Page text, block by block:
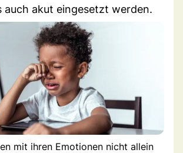
auch akut eingesetzt werden.
mit ihren Emotionen nicht allein